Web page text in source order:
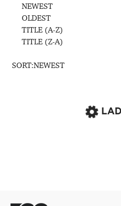
NEWEST
OLDEST
TITLE (A-Z)
TITLE (Z-A)
SORT:NEWEST